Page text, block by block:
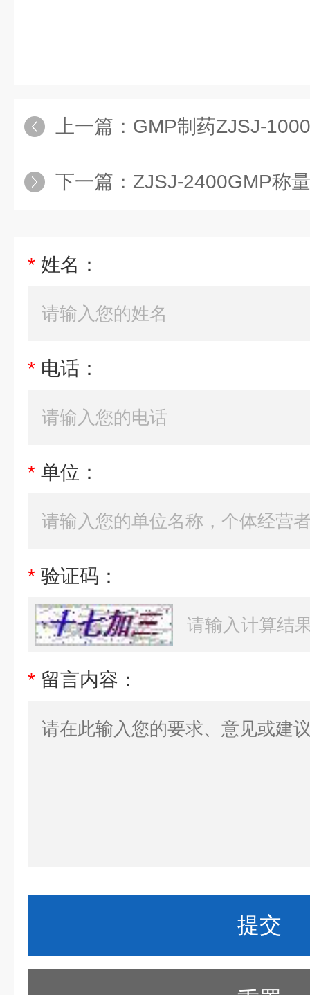
上一篇： GMP制药ZJSJ-
下一篇： ZJSJ-2400GMP称
* 姓名：
* 电话：
* 单位：
* 验证码：
* 留言内容：